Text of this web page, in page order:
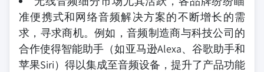
准便携式和网络音频解决方案的不断增长的需
求，寻求商机。例如，音频制造商与科技公司的
合作使得智能助手（如亚马逊Alexa、谷歌助手和
苹果Siri）得以集成至音频设备，提升了产品功能